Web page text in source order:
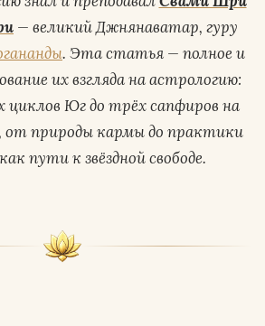
— великий Джнянаватар, гуру
. Эта статья — полное и
их взгляда на астрологию:
циклов Юг до трёх сапфиров на
от природы кармы до практики
пути к звёздной свободе.